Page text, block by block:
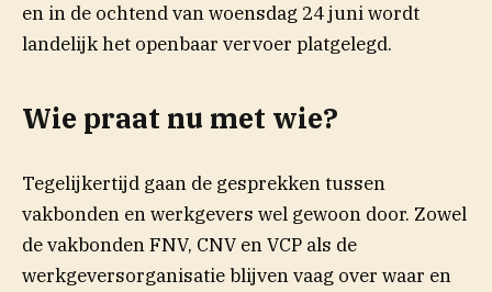
en in de ochtend van woensdag 24 juni wordt
landelijk het openbaar vervoer platgelegd.
Wie praat nu met wie?
Tegelijkertijd gaan de gesprekken tussen
vakbonden en werkgevers wel gewoon door. Zowel
de vakbonden FNV, CNV en VCP als de
werkgeversorganisatie blijven vaag over waar en